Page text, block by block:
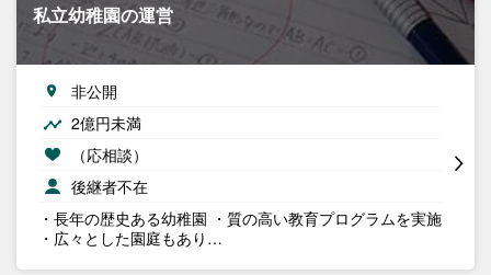
私立幼稚園の運営
非公開
2億円未満
（応相談）
後継者不在
・長年の歴史ある幼稚園 ・質の高い教育プログラムを実施
・広々とした園庭もあり…